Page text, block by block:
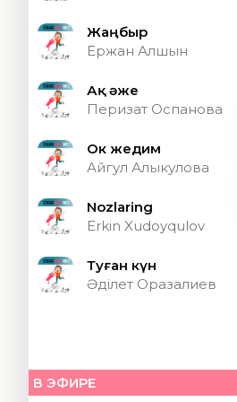
Жаңбыр
Ержан Алшын
Ақ әже
Перизат Оспанова
Ок жедим
Айгул Алыкулова
Nozlaring
Erkin Xudoyqulov
Туған күн
Әділет Оразалиев
В ЭФИРЕ